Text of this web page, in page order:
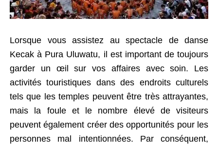
Lorsque vous assistez au spectacle de danse
Kecak à Pura Uluwatu, il est important de toujours
garder un œil sur vos affaires avec soin. Les
activités touristiques dans des endroits culturels
tels que les temples peuvent être très attrayantes,
mais la foule et le nombre élevé de visiteurs
peuvent également créer des opportunités pour les
personnes mal intentionnées. Par conséquent,